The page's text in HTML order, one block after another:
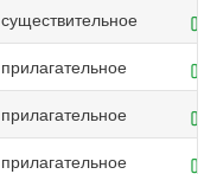
существительное
прилагательное
прилагательное
прилагательное